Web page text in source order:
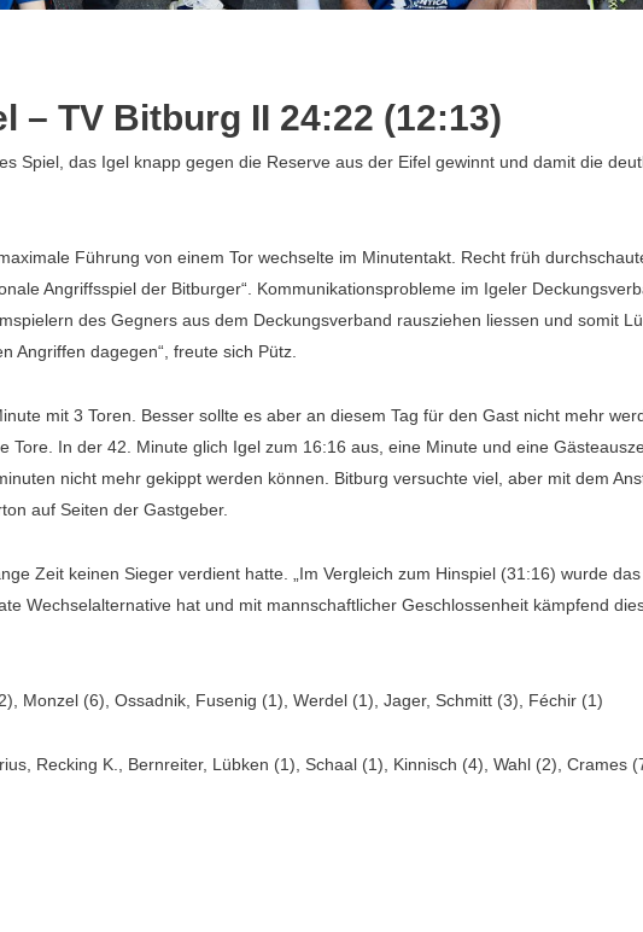
– TV Bitburg II 24:22 (12:13)
Spiel, das Igel knapp gegen die Reserve aus der Eifel gewinnt und damit die
Führung von einem Tor wechselte im Minutentakt. Recht früh
Angriffsspiel der Bitburger“. Kommunikationsprobleme im Igeler
des Gegners aus dem Deckungsverband rausziehen liessen und somit
Angriffen dagegen“, freute sich Pütz.
mit 3 Toren. Besser sollte es aber an diesem Tag für den Gast nicht mehr
In der 42. Minute glich Igel zum 16:16 aus, eine Minute und eine
nicht mehr gekippt werden können. Bitburg versuchte viel, aber mit dem
auf Seiten der Gastgeber.
Zeit keinen Sieger verdient hatte. „Im Vergleich zum Hinspiel (31:16) wurde
Wechselalternative hat und mit mannschaftlicher Geschlossenheit kämpfend
Monzel (6), Ossadnik, Fusenig (1), Werdel (1), Jager, Schmitt (3), Féchir (1)
Recking K., Bernreiter, Lübken (1), Schaal (1), Kinnisch (4), Wahl (2), Crames